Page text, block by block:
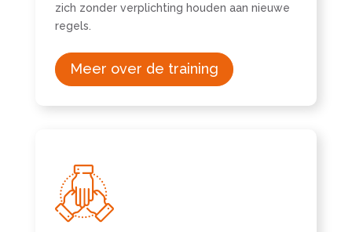
zich zonder verplichting houden aan nieuwe
regels.
Meer over de training